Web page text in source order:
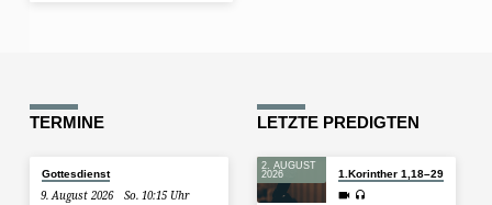
TERMINE
Gottesdienst
9. August 2026 So. 10:15 Uhr
LETZTE PREDIGTEN
2. AUGUST
2026
1.Korinther 1,18–29